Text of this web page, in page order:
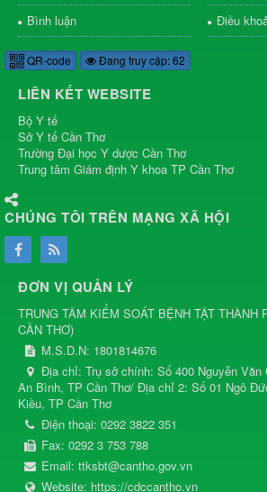
Bình luận
Điều
QR-code Đang truy cập: 62
LIÊN KẾT WEBSITE
Bộ Y tế
Sở Y tế Cần Thơ
Trường Đại học Y dược Cần Thơ
Trung tâm Giám định Y khoa TP Cần Thơ
CHÚNG TÔI TRÊN MẠNG XÃ HỘI
ĐƠN VỊ QUẢN LÝ
TRUNG TÂM KIỂM SOÁT BỆNH TẬT THÀNH
CẦN THƠ)
M.S.D.N: 1801814676
Địa chỉ: Trụ sở chính: Số 400 Nguyễn
An Bình, TP Cần Thơ/ Địa chỉ 2: Số 01 Ngô
Kiều, TP Cần Thơ
Điện thoại: 0292 3822 351
Fax: 0292 3 753 788
Email: ttksbt@cantho.gov.vn
Website: https://cdccantho.vn